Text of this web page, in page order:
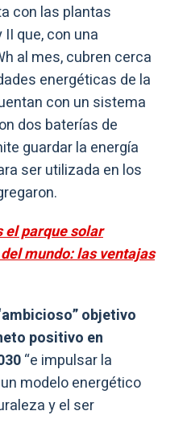
con las plantas
que, con una
al mes, cubren cerca
energéticas de la
con un sistema
dos baterías de
guardar la energía
ser utilizada en los
el parque solar
mundo: las ventajas
objetivo
positivo en
“e impulsar la
modelo energético
y el ser